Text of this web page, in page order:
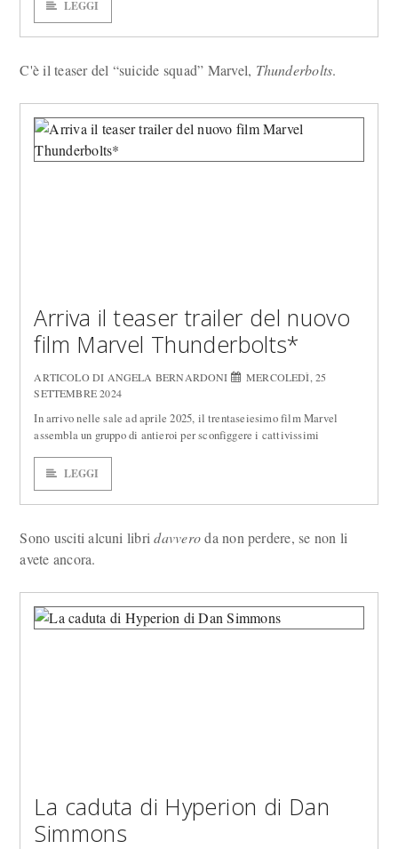
LEGGI
C'è il teaser del “suicide squad” Marvel, Thunderbolts.
Arriva il teaser trailer del nuovo
film Marvel Thunderbolts*
ARTICOLO DI ANGELA BERNARDONI
MERCOLEDÌ, 25
SETTEMBRE 2024
In arrivo nelle sale ad aprile 2025, il trentaseiesimo film Marvel
assembla un gruppo di antieroi per sconfiggere i cattivissimi
LEGGI
Sono usciti alcuni libridavveroda non perdere, se non li
avete ancora.
La caduta di Hyperion di Dan
Simmons